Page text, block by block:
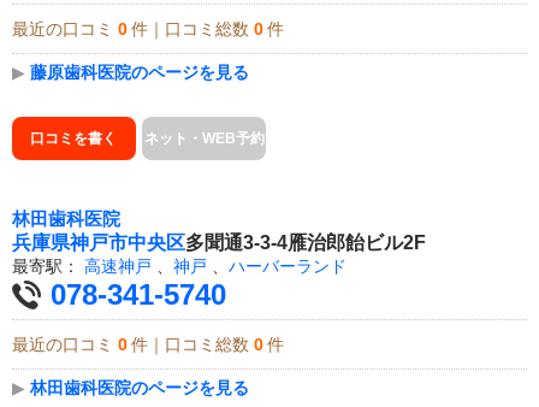
最近の口コミ 0 件｜口コミ総数 0 件
▶ 藤原歯科医院のページを見る
口コミを書く ネット・WEB予約
林田歯科医院
兵庫県神戸市中央区多聞通3-3-4雁治郎飴ビル2F
最寄駅： 高速神戸 神戸 ハーバーランド
078-341-5740
最近の口コミ 0 件｜口コミ総数 0 件
▶ 林田歯科医院のページを見る